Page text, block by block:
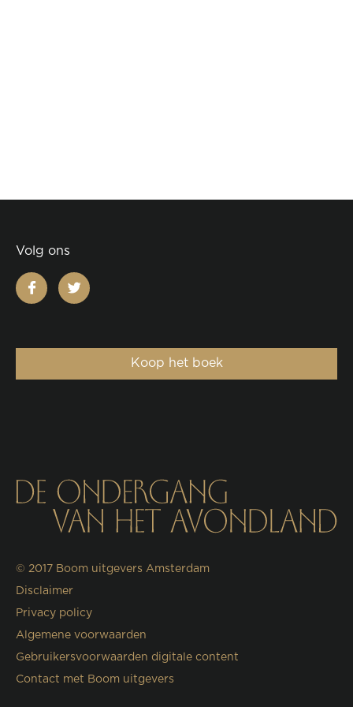
Volg ons
facebooktwitter
Koop het boek
© 2017 Boom uitgevers Amsterdam
Disclaimer
Privacy policy
Algemene voorwaarden
Gebruikersvoorwaarden digitale content
Contact met Boom uitgevers